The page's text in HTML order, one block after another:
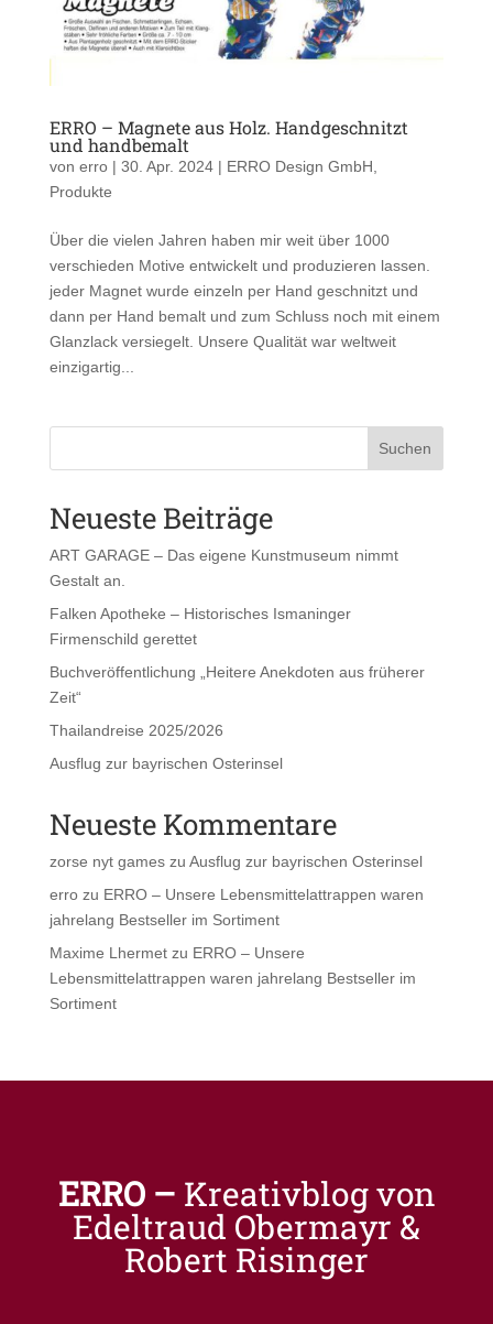
ERRO – Magnete aus Holz. Handgeschnitzt
und handbemalt
von erro| 30. Apr. 2024| ERRO Design GmbH,
Produkte
Über die vielen Jahren haben mir weit über 1000
verschieden Motive entwickelt und produzieren lassen.
jeder Magnet wurde einzeln per Hand geschnitzt und
dann per Hand bemalt und zum Schluss noch mit einem
Glanzlack versiegelt. Unsere Qualität war weltweit
einzigartig...
Suchen
Neueste Beiträge
ART GARAGE – Das eigene Kunstmuseum nimmt
Gestalt an.
Falken Apotheke – Historisches Ismaninger
Firmenschild gerettet
Buchveröffentlichung „Heitere Anekdoten aus früherer
Zeit“
Thailandreise 2025/2026
Ausflug zur bayrischen Osterinsel
Neueste Kommentare
zorse nyt gameszu Ausflug zur bayrischen Osterinsel
errozu ERRO – Unsere Lebensmittelattrappen waren
jahrelang Bestseller im Sortiment
Maxime Lhermetzu ERRO – Unsere
Lebensmittelattrappen waren jahrelang Bestseller im
Sortiment
ERRO – Kreativblog von
Edeltraud Obermayr &
Robert Risinger